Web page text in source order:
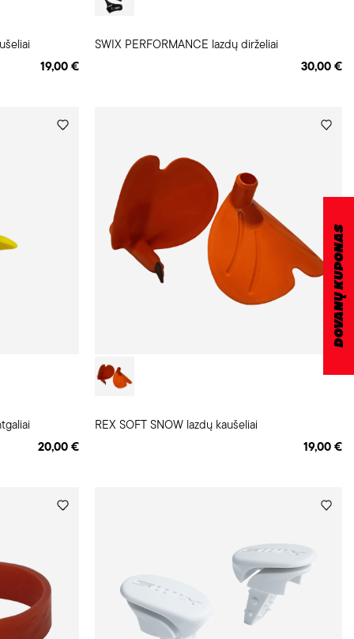
19,00 €
SWIX PERFORMANCE lazdų dirželiai
30,00 €
20,00 €
REX SOFT SNOW lazdų kaušeliai
19,00 €
DOVANŲ KUPONAS